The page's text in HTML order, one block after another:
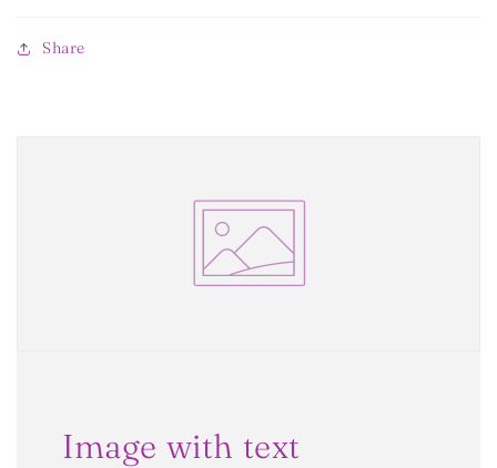
Share
Image with text